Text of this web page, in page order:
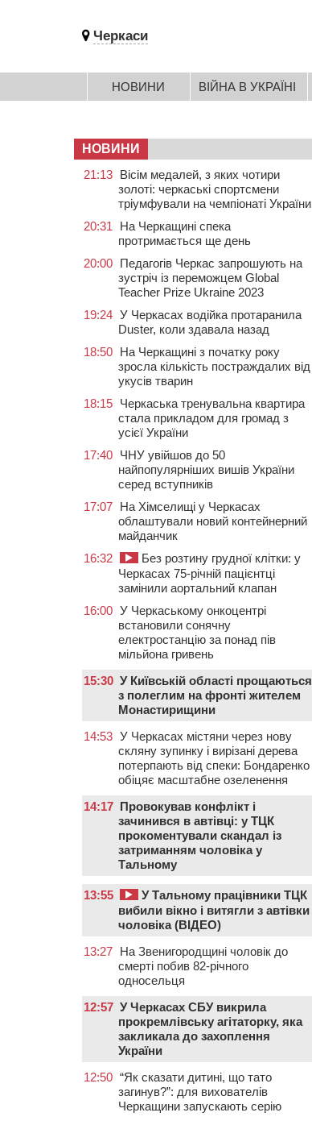
Черкаси
НОВИНИ ВІЙНА В УКРАЇНІ
НОВИНИ
21:13 Вісім медалей, з яких чотири
золоті: черкаські спортсмени
тріумфували на чемпіонаті України
20:31
На Черкащині спека
протримається ще день
20:00 Педагогів Черкас запрошують на
зустріч із переможцем Global
Teacher Prize Ukraine 2023
19:24 У Черкасах водійка протаранила
Duster, коли здавала назад
18:50 На Черкащині з початку року
зросла кількість постраждалих від
укусів тварин
18:15 Черкаська тренувальна квартира
стала прикладом для громад з
усієї України
17:40 ЧНУ увійшов до 50
найпопулярніших вишів України
серед вступників
17:07 На Хімселищі у Черкасах
облаштували новий контейнерний
майданчик
16:32
Без розтину грудної клітки: у
Черкасах 75-річній пацієнтці
замінили аортальний клапан
16:00 У Черкаському онкоцентрі
встановили сонячну
електростанцію за понад пів
мільйона гривень
15:30 У Київській області прощаються
з полеглим на фронті жителем
Монастирищини
14:53 У Черкасах містяни через нову
скляну зупинку і вирізані дерева
потерпають від спеки: Бондаренко
обіцяє масштабне озеленення
14:17 Провокував конфлікт і
зачинився в автівці: у ТЦК
прокоментували скандал із
затриманням чоловіка у
Тальному
13:55
У Тальному працівники ТЦК
вибили вікно і витягли з автівки
чоловіка (ВІДЕО)
13:27 На Звенигородщині чоловік до
смерті побив 82-річного
односельця
12:57 У Черкасах СБУ викрила
прокремлівську агітаторку, яка
закликала до захоплення
України
12:50 “Як сказати дитині, що тато
загинув?”: для вихователів
Черкащини запускають серію